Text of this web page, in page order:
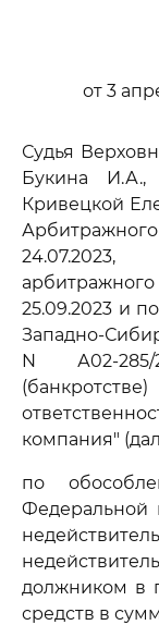
от 3
Судья
Букина И.А.,
Кривецкой
25.09.2023 и
Западно-
N А02-285/
компания"
по
Федеральной
должником в
средств в